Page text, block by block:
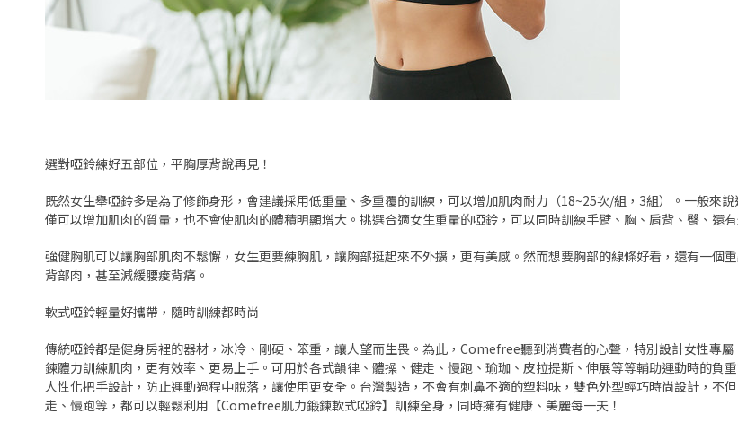
選對啞鈴練好五部位，平胸厚背說再見！
既然女生舉啞鈴多是為了修飾身形，會建議採用低重量、多重覆的訓練，可以增加肌肉耐力（18~25次/組，3組）。一般來
僅可以增加肌肉的質量，也不會使肌肉的體積明顯增大。挑選合適女生重量的啞鈴，可以同時訓練手臂、胸、肩背、臀、還
強健胸肌可以讓胸部肌肉不鬆懈，女生更要練胸肌，讓胸部挺起來不外擴，更有美感。然而想要胸部的線條好看，還有一個
背部肉，甚至減緩腰痠背痛。
軟式啞鈴輕量好攜帶，隨時訓練都時尚
傳統啞鈴都是健身房裡的器材，冰冷、剛硬、笨重，讓人望而生畏。為此，Comefree聽到消費者的心聲，特別設計女性專
鍊體力訓練肌肉，更有效率、更易上手。可用於各式韻律、體操、健走、慢跑、瑜珈、皮拉提斯、伸展等等輔助運動時的負
人性化把手設計，防止運動過程中脫落，讓使用更安全。台灣製造，不會有刺鼻不適的塑料味，雙色外型輕巧時尚設計，不
走、慢跑等，都可以輕鬆利用【Comefree肌力鍛鍊軟式啞鈴】訓練全身，同時擁有健康、美麗每一天！